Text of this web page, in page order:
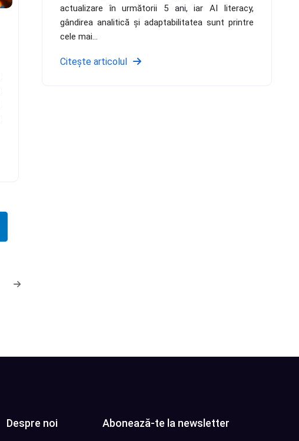
actualizare în următorii 5 ani, iar AI literacy,
gândirea analitică și adaptabilitatea sunt printre
cele mai...
Citește articolul
Despre noi Abonează-te la newsletter